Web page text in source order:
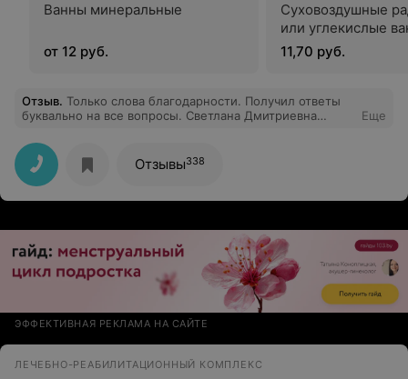
Ванны минеральные
от 12 руб.
Суховоздушные
или углекислые
11,70 руб.
Отзыв. Только слова благодарности. Получил ответы
буквально на все вопросы. Светлана Дмитриевна
медицинской услуги. Высококвалифицированный
специалист, обладающий глубокими
профессиональными знаниями, умеющий их
использовать в работе. Спасибо!
Еще
Отзывы338
ЭФФЕКТИВНАЯ РЕКЛАМА НА САЙТЕ
ЛЕЧЕБНО-РЕАБИЛИТАЦИОННЫЙ КОМПЛЕКС